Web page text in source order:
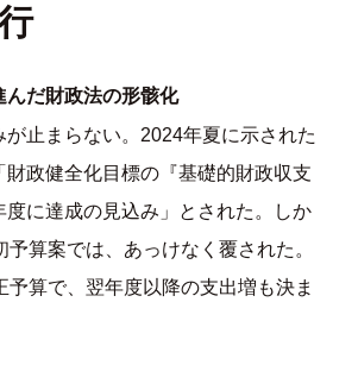
だ財政法の形骸化
が止まらない。2024年夏に示された
財政健全化目標の『基礎的財政収支
度に達成の見込み」とされた。しか
予算案では、あっけなく覆された。
予算で、翌年度以降の支出増も決ま